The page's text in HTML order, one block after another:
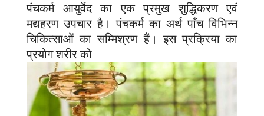
पंचकर्म आयुर्वेद का एक प्रमुख शुद्धिकरण एवं
मद्यहरण उपचार है। पंचकर्म का अर्थ पाँच विभिन्न
चिकित्साओं का सम्मिश्रण हैं। इस प्रक्रिया का
प्रयोग शरीर को